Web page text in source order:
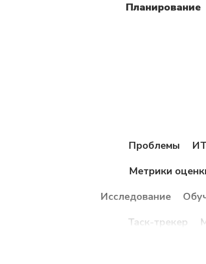
Планирование
Проблемы
Метрики
Исследование
Таск-трекер